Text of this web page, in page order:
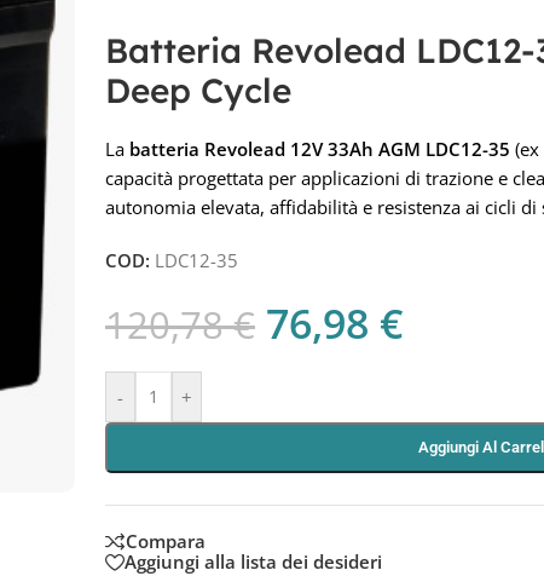
Batteria Revolead LDC12-
Deep Cycle
La batteria Revolead 12V 33Ah AGM LDC12-35
capacità progettata per applicazioni di trazione e
autonomia elevata, affidabilità e resistenza ai cicli di
COD: LDC12-35
120,78€ 76,98 €
- +
Aggiungi Al
Compara
Aggiungi alla lista dei desideri